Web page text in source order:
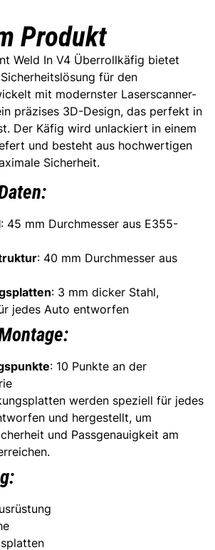
Produkt
Weld In V4 Überrollkäfig bietet
für den
mit modernster Laserscanner-
präzises 3D-Design, das perfekt in
Der Käfig wird unlackiert in einem
und besteht aus hochwertigen
Sicherheit.
: 45 mm Durchmesser aus E355-
: 40 mm Durchmesser aus
: 3 mm dicker Stahl,
jedes Auto entworfen
: 10 Punkte an der
werden speziell für jedes
und hergestellt, um
und Passgenauigkeit am